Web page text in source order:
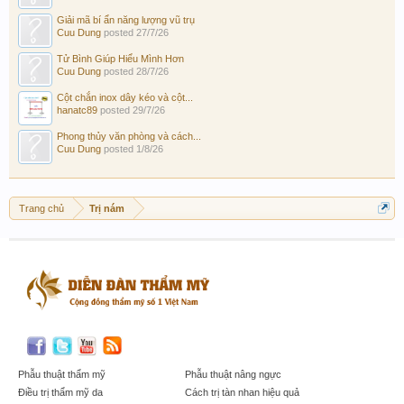
Giải mã bí ẩn năng lượng vũ trụ
Cuu Dung posted 27/7/26
Tử Bình Giúp Hiểu Mình Hơn
Cuu Dung posted 28/7/26
Cột chắn inox dây kéo và cột...
hanatc89 posted 29/7/26
Phong thủy văn phòng và cách...
Cuu Dung posted 1/8/26
Trang chủ Trị nám
Phẫu thuật thẩm mỹ
Điều trị thẩm mỹ da
Phẫu thuật nâng ngực
Cách trị tàn nhan hiệu quả